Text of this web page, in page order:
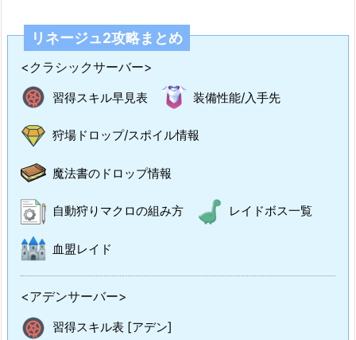
リネージュ2攻略まとめ
<クラシックサーバー>
習得スキル早見表 装備性能/入手先
狩場ドロップ/スポイル情報
魔法書のドロップ情報
自動狩りマクロの組み方 レイドボス一覧
血盟レイド
<アデンサーバー>
習得スキル表 [アデン]